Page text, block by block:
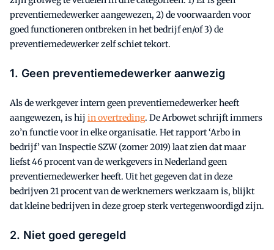
preventiemedewerker aangewezen, 2) de voorwaarden voor
goed functioneren ontbreken in het bedrijf en/of 3) de
preventiemedewerker zelf schiet tekort.
1. Geen preventiemedewerker aanwezig
Als de werkgever intern geen preventiemedewerker heeft
aangewezen, is hij in overtreding. De Arbowet schrijft immers
zo’n functie voor in elke organisatie. Het rapport ‘Arbo in
bedrijf’ van Inspectie SZW (zomer 2019) laat zien dat maar
liefst 46 procent van de werkgevers in Nederland geen
preventiemedewerker heeft. Uit het gegeven dat in deze
bedrijven 21 procent van de werknemers werkzaam is, blijkt
dat kleine bedrijven in deze groep sterk vertegenwoordigd zijn.
2. Niet goed geregeld